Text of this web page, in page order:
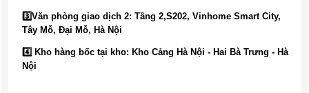
3️⃣Văn phòng giao dịch 2: Tầng 2,S202, Vinhome Smart City,
Tây Mỗ, Đại Mỗ, Hà Nội
4️⃣ Kho hàng bốc tại kho: Kho Cảng Hà Nội - Hai Bà Trưng - Hà
Nội